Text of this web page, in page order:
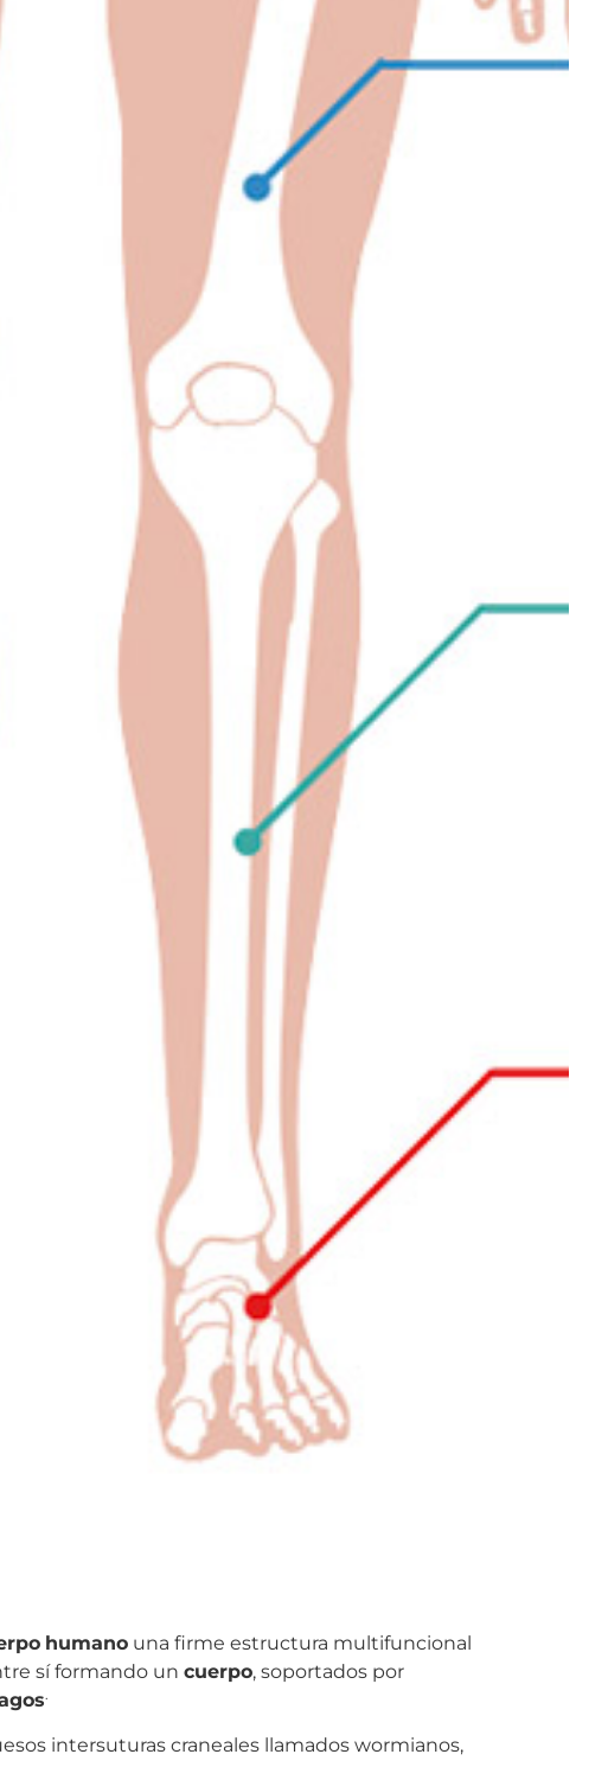
humano una firme estructura multifuncional
sí formando un cuerpo, soportados por
.
intersuturas craneales llamados wormianos,